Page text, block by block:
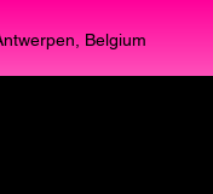
Belgium